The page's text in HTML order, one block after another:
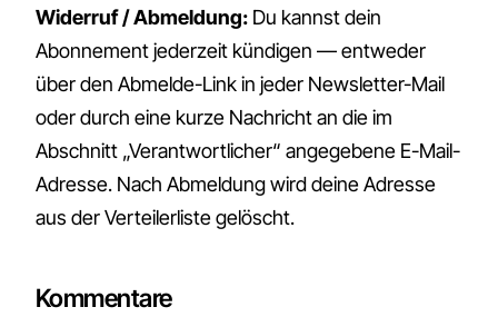
Widerruf / Abmeldung: Du kannst dein
Abonnement jederzeit kündigen — entweder
über den Abmelde-Link in jeder Newsletter-Mail
oder durch eine kurze Nachricht an die im
Abschnitt „Verantwortlicher“ angegebene E-Mail-
Adresse. Nach Abmeldung wird deine Adresse
aus der Verteilerliste gelöscht.
Kommentare